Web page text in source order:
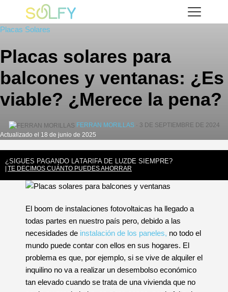
contenido
Solfy
Placas Solares
Placas solares para
balcones y ventanas: ¿Es
viable? ¿Merece la pena?
FERRAN MORILLAS· 3 DE SEPTIEMBRE DE 2024
Actualizado el 18 de junio de 2025
¿SIGUES PAGANDO LATARIFA DE LUZDE SIEMPRE?
TE DECIMOS CUÁNTO PUEDES AHORRAR
El boom de instalaciones fotovoltaicas ha llegado a
todas partes en nuestro país pero, debido a las
necesidades de instalación de los paneles, no todo el
mundo puede contar con ellos en sus hogares. El
problema es que, por ejemplo, si se vive de alquiler el
inquilino no va a realizar un desembolso económico
tan elevado cuando se trata de una vivienda que no